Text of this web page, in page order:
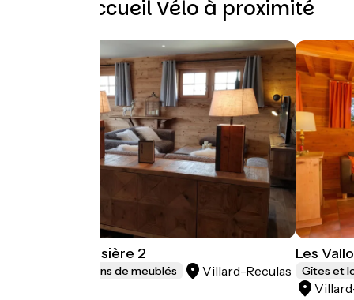
Autres Accueil Vélo à proximité
Chalet l'Ardoisière 2
Gîtes et locations de meublés Villard-Reculas
Les
Gîtes et